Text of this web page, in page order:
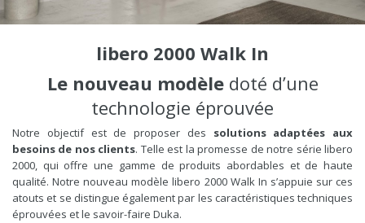
libero 2000 Walk In
Le nouveau modèledoté d’une
technologie éprouvée
Notre objectif est de proposer des solutions adaptées aux
besoins de nos clients. Telle est la promesse de notre série libero
2000, qui offre une gamme de produits abordables et de haute
qualité. Notre nouveau modèle libero 2000 Walk In s’appuie sur ces
atouts et se distingue également par les caractéristiques techniques
éprouvées et le savoir-faire Duka.